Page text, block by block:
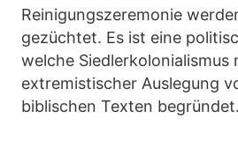
Reinigungszeremonie
gezüchtet. Es ist eine
welche Siedlerkolonialismus
extremistischer Auslegung
biblischen Texten begründet.